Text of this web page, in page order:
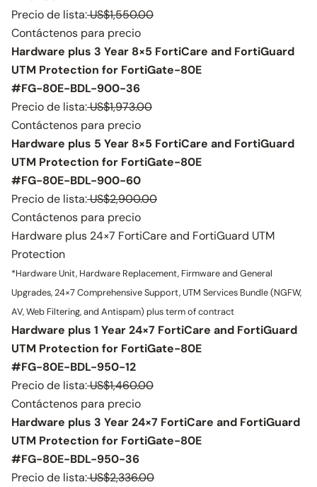
Precio de lista:US$1,550.00
Contáctenos para precio
Hardware plus 3 Year 8×5 FortiCare and FortiGuard
UTM Protection for FortiGate-80E
#FG-80E-BDL-900-36
Precio de lista:US$1,973.00
Contáctenos para precio
Hardware plus 5 Year 8×5 FortiCare and FortiGuard
UTM Protection for FortiGate-80E
#FG-80E-BDL-900-60
Precio de lista:US$2,900.00
Contáctenos para precio
Hardware plus 24×7 FortiCare and FortiGuard UTM
Protection
*Hardware Unit, Hardware Replacement, Firmware and General
Upgrades, 24×7 Comprehensive Support, UTM Services Bundle (NGFW,
AV, Web Filtering, and Antispam) plus term of contract
Hardware plus 1 Year 24×7 FortiCare and FortiGuard
UTM Protection for FortiGate-80E
#FG-80E-BDL-950-12
Precio de lista:US$1,460.00
Contáctenos para precio
Hardware plus 3 Year 24×7 FortiCare and FortiGuard
UTM Protection for FortiGate-80E
#FG-80E-BDL-950-36
Precio de lista:US$2,336.00